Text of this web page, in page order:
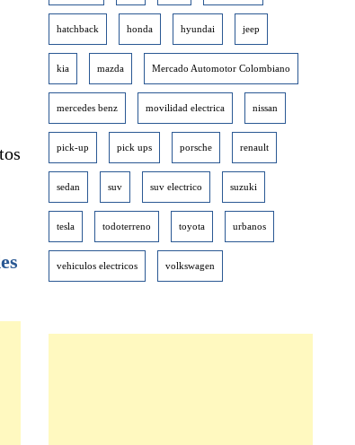
hatchback honda hyundai jeep
kia mazda Mercado Automotor Colombiano
mercedes benz movilidad electrica nissan
pick-up pick ups porsche renault
sedan suv suv electrico suzuki
tesla todoterreno toyota urbanos
vehiculos electricos volkswagen